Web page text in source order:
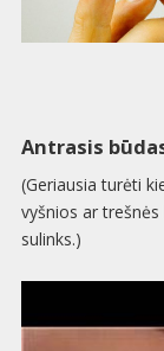
Antrasis
(Geriausia turėti
vyšnios ar
sulinks.)